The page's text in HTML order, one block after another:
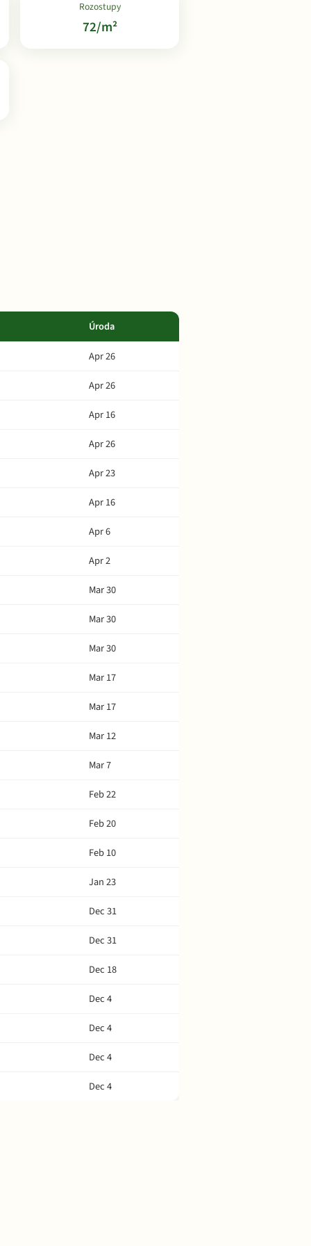
Rozostupy
72/m²
Úroda
Apr 26
Apr 26
Apr 16
Apr 26
Apr 23
Apr 16
Apr 6
Apr 2
Mar 30
Mar 30
Mar 30
Mar 17
Mar 17
Mar 12
Mar 7
Feb 22
Feb 20
Feb 10
Jan 23
Dec 31
Dec 31
Dec 18
Dec 4
Dec 4
Dec 4
Dec 4